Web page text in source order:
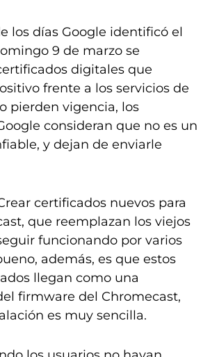
los días Google identificó el
9 de marzo se
digitales que
frente a los servicios de
pierden vigencia, los
consideran que no es un
y dejan de enviarle
certificados nuevos para
que reemplazan los viejos
funcionando por varios
además, es que estos
llegan como una
firmware del Chromecast,
es muy sencilla.